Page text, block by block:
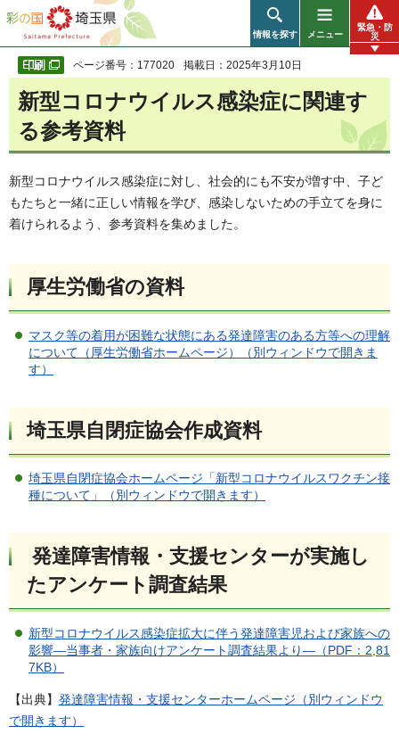
彩の国 埼玉県
情報を探す メニュー
緊急・防
災
ページ番号：177020 掲載日：2025年3月10日
新型コロナウイルス感染症に関連す
る参考資料
新型コロナウイルス感染症に対し、社会的にも不安が増す中、子ど
もたちと一緒に正しい情報を学び、感染しないための手立てを身に
着けられるよう、参考資料を集めました。
厚生労働省の資料
マスク等の着用が困難な状態にある発達障害のある方等への理解
について（厚生労働省ホームページ）（別ウィンドウで開きま
す）
埼玉県自閉症協会作成資料
埼玉県自閉症協会ホームページ「新型コロナウイルスワクチン接
種について」（別ウィンドウで開きます）
発達障害情報・支援センターが実施し
たアンケート調査結果
新型コロナウイルス感染症拡大に伴う発達障害児および家族への
影響―当事者・家族向けアンケート調査結果より―（PDF：2,81
7KB）
【出典】 発達障害情報・支援センターホームページ（別ウィンドウ
で開きます）